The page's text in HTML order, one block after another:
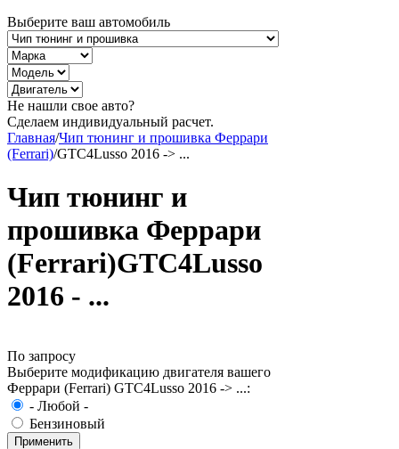
Выберите ваш автомобиль
Не нашли свое авто?
Сделаем индивидуальный расчет.
Главная/Чип тюнинг и прошивка Феррари
(Ferrari)/GTC4Lusso 2016 -> ...
Чип тюнинг и
прошивка Феррари
(Ferrari)GTC4Lusso
2016 - ...
По запросу
Выберите модификацию двигателя вашего
Феррари (Ferrari) GTC4Lusso 2016 -> ...:
- Любой -
Бензиновый